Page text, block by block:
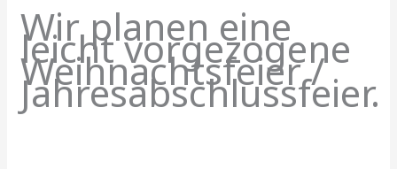
Wir planen eine
leicht vorgezogene
Weihnachtsfeier /
Jahresabschlussfeier.